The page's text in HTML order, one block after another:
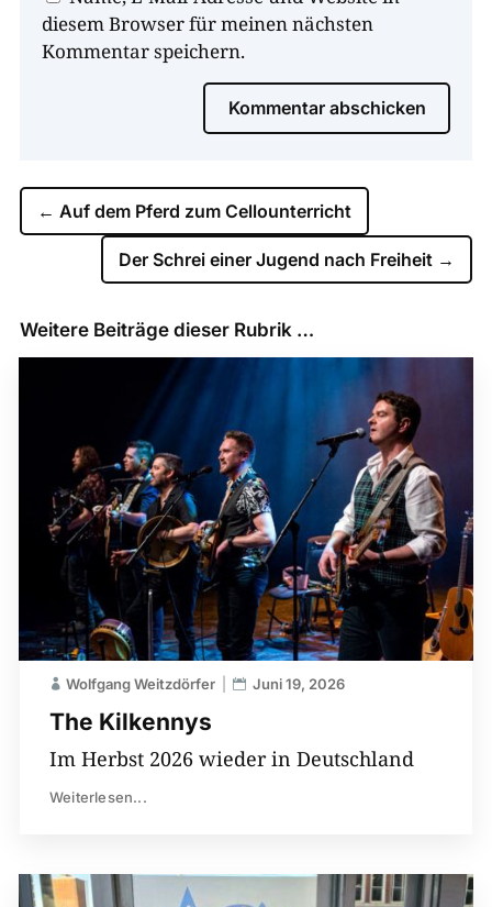
diesem Browser für meinen nächsten
Kommentar speichern.
Kommentar abschicken
← Auf dem Pferd zum Cellounterricht
Der Schrei einer Jugend nach Freiheit →
Weitere Beiträge dieser Rubrik …
The Kilkennys
Wolfgang Weitzdörfer Juni 19, 2026
Im Herbst 2026 wieder in Deutschland
Weiterlesen...